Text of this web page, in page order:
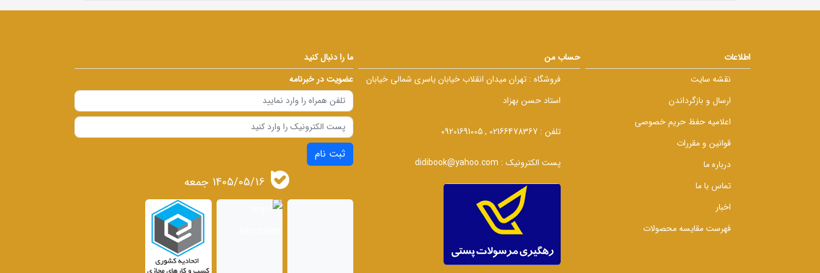
اطلاعات
نقشه سایت
ارسال و بازگرداندن
اعلامیه حفظ حریم خصوصی
قوانین و مقررات
درباره ما
تماس با ما
اخبار
فهرست مقایسه محصولات
حساب من
فروشگاه : تهران میدان انقلاب خیابان یاسری شمالی خیابان
استاد حسن بهزاد
تلفن : 02166478367 , 09201691005
پست الکترونیک : didibook@yahoo.com
ما را دنبال کنید
عضویت در خبرنامه
ثبت نام
1405/05/16 جمعه